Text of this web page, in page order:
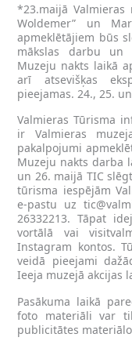
*23.maijā Valmieras
Woldemer” un
apmeklētājiem būs
mākslas darbu un
Muzeju nakts laikā
arī atsevišķas
pieejamas. 24., 25.
Valmieras Tūrisma
ir Valmieras
pakalpojumi
Muzeju nakts darba
un 26. maijā TIC
tūrisma iespējām
e-pastu uz
26332213. Tāpat
vortālā vai
Instagram kontos.
veidā pieejami
Ieeja muzejā akcijas
Pasākuma laikā
foto materiāli var
publicitātes